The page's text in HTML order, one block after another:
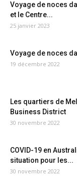
Voyage de noces
et le Centre...
25 janvier 2023
Voyage de noces
19 décembre 2022
Les quartiers de
Business District
30 novembre 2022
COVID-19 en
situation pour les...
30 novembre 2022